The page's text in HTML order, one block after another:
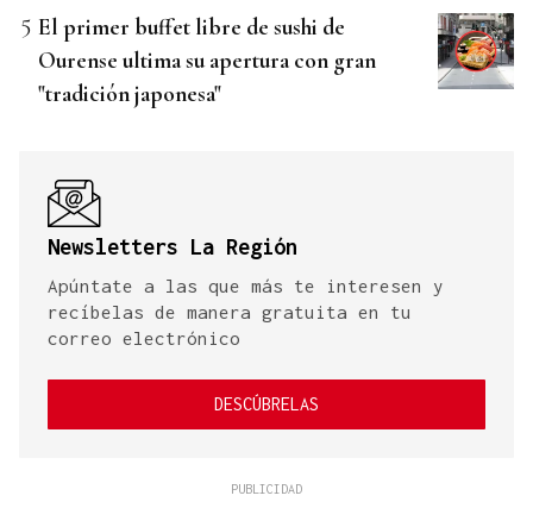
El primer buffet libre de sushi de
Ourense ultima su apertura con gran
"tradición japonesa"
Newsletters La Región
Apúntate a las que más te interesen y
recíbelas de manera gratuita en tu
correo electrónico
DESCÚBRELAS